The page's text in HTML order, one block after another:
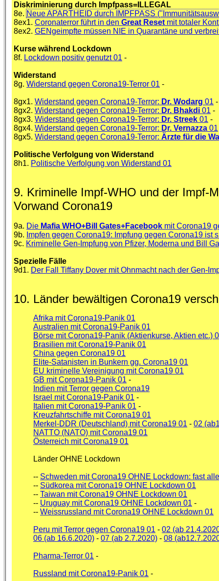
Diskriminierung durch Impfpass=ILLEGAL
8e.Neue APARTHEID durch IMPFPASS
8ex1. Coronaterror führt in den Great Reset mit totaler
8ex2. GENgeimpfte müssen NIE in Quarantäne und
Kurse während Lockdown
8f. Lockdown positiv genutzt 01 -
Widerstand
8g. Widerstand gegen Corona19-Terror 01 -
8gx1. Widerstand gegen Corona19-Terror: Dr. Wodarg 01 -
8gx2. Widerstand gegen Corona19-Terror: Dr. Bhakdi 01 -
8gx3. Widerstand gegen Corona19-Terror: Dr. Streek 01 -
8gx4. Widerstand gegen Corona19-Terror: Dr. Vernazza 01
8gx5. Widerstand gegen Corona19-Terror: Ärzte für die
Politische Verfolgung von Widerstand
8h1. Politische Verfolgung von Widerstand 01
9. Kriminelle Impf-WHO und der Impf-
Vorwand Corona19
9a. Die Mafia WHO+Bill Gates+Facebook mit Corona19
9b. Impfen gegen Corona19: Impfung gegen Corona19 ist
9c. Kriminelle Gen-Impfung von Pfizer, Moderna und Bill
Spezielle Fälle
9d1. Der Fall Tiffany Dover mit Ohnmacht nach der Gen-
10. Länder bewältigen Corona19
Afrika mit Corona19-Panik 01
Australien mit Corona19-Panik 01
Börse mit Corona19-Panik (Aktienkurse, Aktien etc.)
Brasilien mit Corona19-Panik 01
China gegen Corona19 01
Elite-Satanisten in Bunkern gg. Corona19 01
EU kriminelle Vereinigung mit Corona19 01
GB mit Corona19-Panik 01 -
Indien mit Terror gegen Corona19
Israel mit Corona19-Panik 01 -
Italien mit Corona19-Panik 01 -
Kreuzfahrtschiffe mit Corona19 01
Merkel-DDR (Deutschland) mit Corona19 01 - 02
NATTO (NATO) mit Corona19 01
Österreich mit Corona19 01
Länder OHNE Lockdown
-- Schweden mit Corona19 OHNE Lockdown: fast
-- Südkorea mit Corona19 OHNE Lockdown 01
-- Taiwan mit Corona19 OHNE Lockdown 01
-- Uruguay mit Corona19 OHNE Lockdown 01 -
-- Weissrussland mit Corona19 OHNE Lockdown 01
Peru mit Terror gegen Corona19 01 - 02 (ab
06 (ab 16.6.2020) - 07 (ab 2.7.2020) - 08
Pharma-Terror 01 -
Russland mit Corona19-Panik 01 -